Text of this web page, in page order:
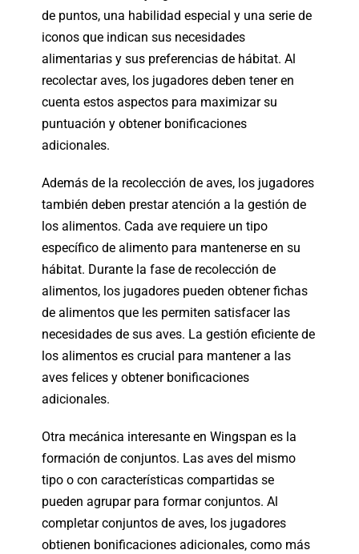
de puntos, una habilidad especial y una serie de
iconos que indican sus necesidades
alimentarias y sus preferencias de hábitat. Al
recolectar aves, los jugadores deben tener en
cuenta estos aspectos para maximizar su
puntuación y obtener bonificaciones
adicionales.
Además de la recolección de aves, los jugadores
también deben prestar atención a la gestión de
los alimentos. Cada ave requiere un tipo
específico de alimento para mantenerse en su
hábitat. Durante la fase de recolección de
alimentos, los jugadores pueden obtener fichas
de alimentos que les permiten satisfacer las
necesidades de sus aves. La gestión eficiente de
los alimentos es crucial para mantener a las
aves felices y obtener bonificaciones
adicionales.
Otra mecánica interesante en Wingspan es la
formación de conjuntos. Las aves del mismo
tipo o con características compartidas se
pueden agrupar para formar conjuntos. Al
completar conjuntos de aves, los jugadores
obtienen bonificaciones adicionales, como más